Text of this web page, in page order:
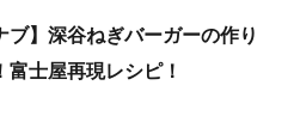
ブ】深谷ねぎバーガーの作り
富士屋再現レシピ！